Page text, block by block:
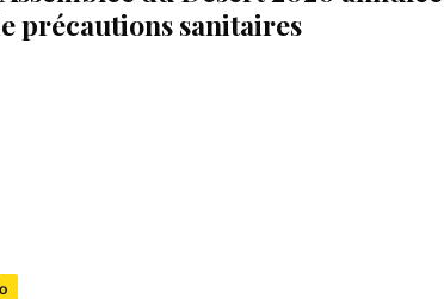
précautions sanitaires